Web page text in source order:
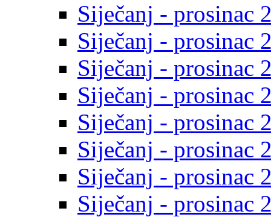
Siječanj - prosinac
Siječanj - prosinac
Siječanj - prosinac
Siječanj - prosinac
Siječanj - prosinac
Siječanj - prosinac
Siječanj - prosinac
Siječanj - prosinac